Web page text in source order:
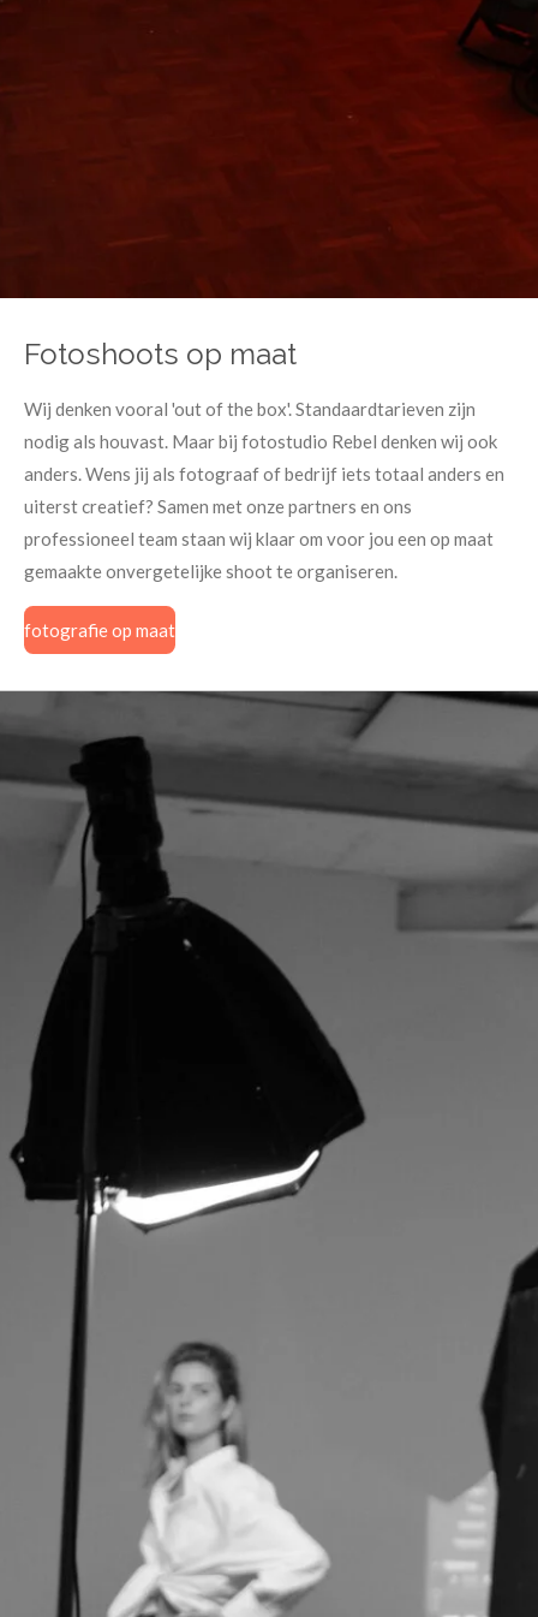
Fotoshoots op maat
Wij denken vooral 'out of the box'. Standaardtarieven zijn
nodig als houvast. Maar bij fotostudio Rebel denken wij ook
anders. Wens jij als fotograaf of bedrijf iets totaal anders en
uiterst creatief? Samen met onze partners en ons
professioneel team staan wij klaar om voor jou een op maat
gemaakte onvergetelijke shoot te organiseren.
fotografie op maat